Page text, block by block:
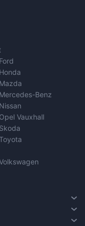
Benz
Vauxhall